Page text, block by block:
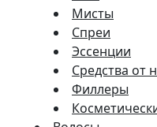
Мисты
Спреи
Эссенции
Средства от
Филлеры